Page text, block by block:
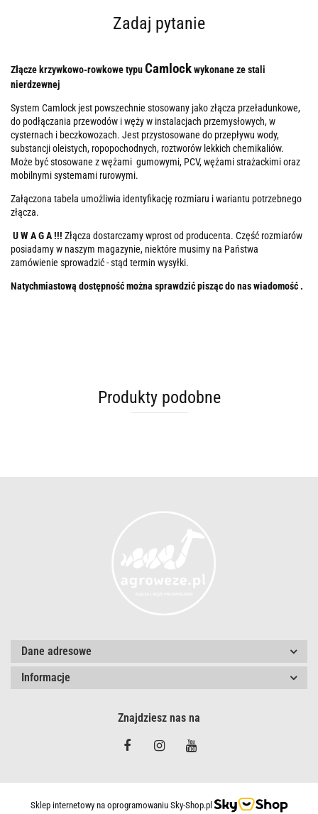
Zadaj pytanie
Złącze krzywkowo-rowkowe typuCamlockwykonane ze stali
nierdzewnej
System Camlock jest powszechnie stosowany jako złącza przeładunkowe,
do podłączania przewodów i węży w instalacjach przemysłowych, w
cysternach i beczkowozach. Jest przystosowane do przepływu wody,
substancji oleistych, ropopochodnych, roztworów lekkich chemikaliów.
Może być stosowane z wężami gumowymi, PCV, wężami strażackimi oraz
mobilnymi systemami rurowymi.
Załączona tabela umożliwia identyfikację rozmiaru i wariantu potrzebnego
złącza.
U W A G A !!! Złącza dostarczamy wprost od producenta. Część rozmiarów
posiadamy w naszym magazynie, niektóre musimy na Państwa
zamówienie sprowadzić - stąd termin wysyłki.
Natychmiastową dostępność można sprawdzić pisząc do nas wiadomość .
Produkty podobne
Dane adresowe
Informacje
Znajdziesz nas na
Sklep internetowy na oprogramowaniu Sky-Shop.pl